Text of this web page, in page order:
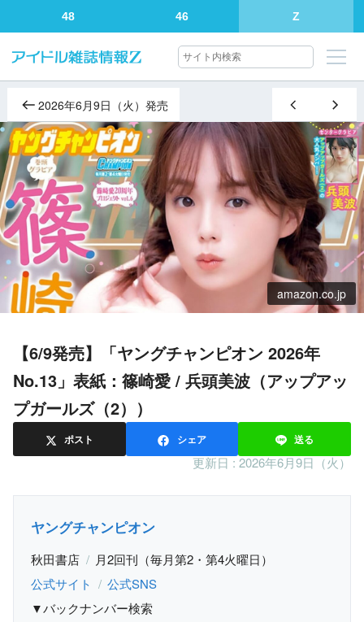
48 46 Z
2026年6月9日（火）発売
amazon.co.jp
【6/9発売】「ヤングチャンピオン 2026年
No.13」表紙：篠崎愛 / 兵頭美波（アップアッ
プガールズ（2））
ポスト シェア 送る
更新日 : 2026年6月9日（火）
ヤングチャンピオン
秋田書店
月2回刊（毎月第2・第4火曜日）
公式サイト
公式SNS
▼バックナンバー検索